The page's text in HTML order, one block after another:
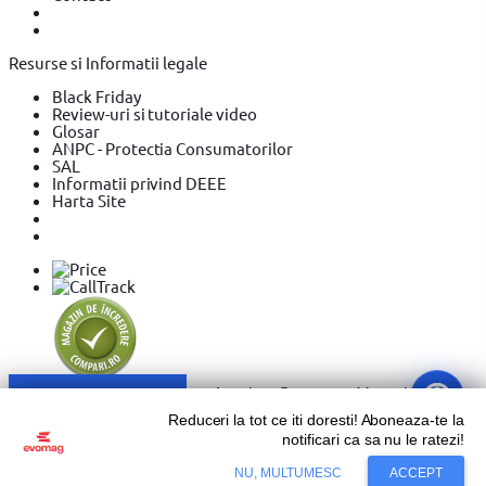
Adaugă în coș
Resurse si Informatii legale
Black Friday
Review-uri si tutoriale video
Glosar
ANPC - Protectia Consumatorilor
SAL
Informatii privind DEEE
Harta Site
Copyright © 2026 Evolution Systems SRL. Centrul Logistic
Apollo, Bloc C, Drumul Intre Tarlale 160 - 174, Sector 3,
Reduceri la tot ce iti doresti! Aboneaza-te la
notificari ca sa nu le ratezi!
NU, MULTUMESC ACCEPT